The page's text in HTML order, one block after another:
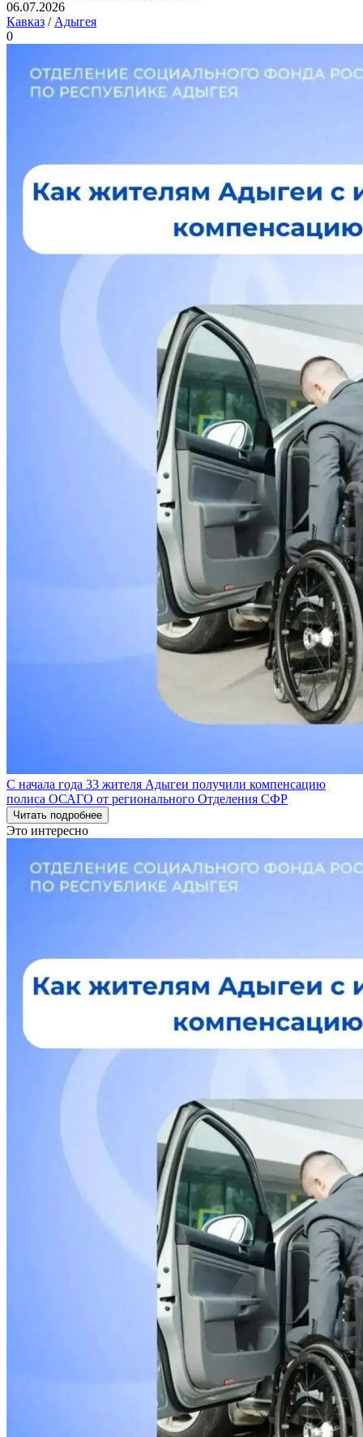
06.07.2026
Кавказ / Адыгея
0
С начала года 33 жителя Адыгеи получили компенсацию
полиса ОСАГО от регионального Отделения СФР
Читать подробнее
Это интересно